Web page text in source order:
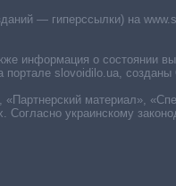
— гиперссылки) на
информация о состоянии
slovoidilo.ua, созданы
материал»,
украинскому